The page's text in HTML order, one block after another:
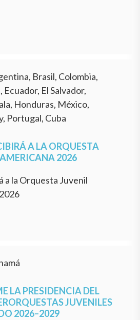
Brasil, Colombia,
Ecuador, El Salvador,
Honduras, México,
Portugal, Cuba
A LA ORQUESTA
2026
a la Orquesta Juvenil
LA PRESIDENCIA DEL
JUVENILES
2026–2029